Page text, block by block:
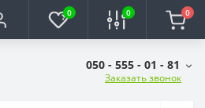
0 0 0
050 - 555 - 01 - 81
Заказать звонок